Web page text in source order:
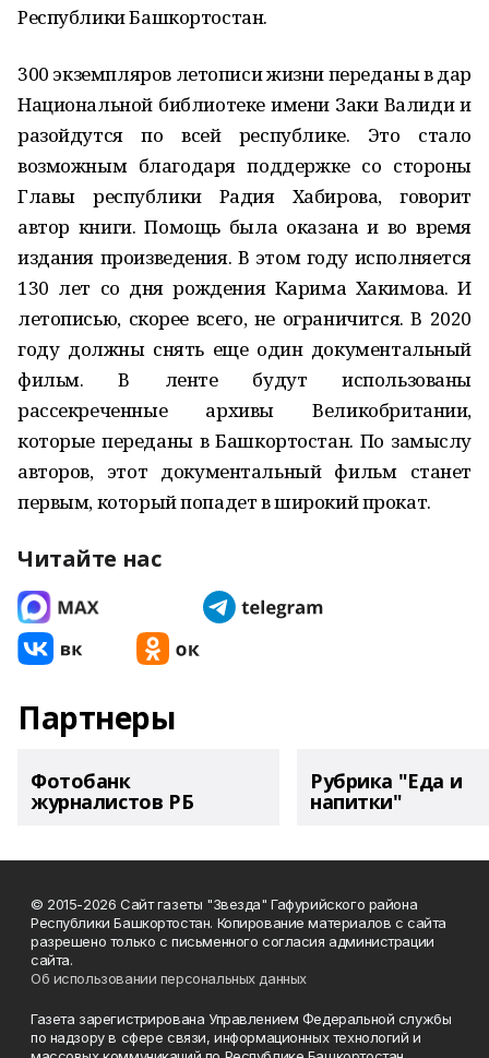
Республики Башкортостан.
300 экземпляров летописи жизни переданы в дар
Национальной библиотеке имени Заки Валиди и
разойдутся по всей республике. Это стало
возможным благодаря поддержке со стороны
Главы республики Радия Хабирова, говорит
автор книги. Помощь была оказана и во время
издания произведения. В этом году исполняется
130 лет со дня рождения Карима Хакимова. И
летописью, скорее всего, не ограничится. В 2020
году должны снять еще один документальный
фильм. В ленте будут использованы
рассекреченные архивы Великобритании,
которые переданы в Башкортостан. По замыслу
авторов, этот документальный фильм станет
первым, который попадет в широкий прокат.
Читайте нас
Партнеры
Фотобанк
журналистов РБ
Рубрика "Еда и
напитки"
© 2015-2026 Сайт газеты "Звезда" Гафурийского района
Республики Башкортостан. Копирование материалов с сайта
разрешено только с письменного согласия администрации
сайта.
Об использовании персональных данных
Газета зарегистрирована Управлением Федеральной службы
по надзору в сфере связи, информационных технологий и